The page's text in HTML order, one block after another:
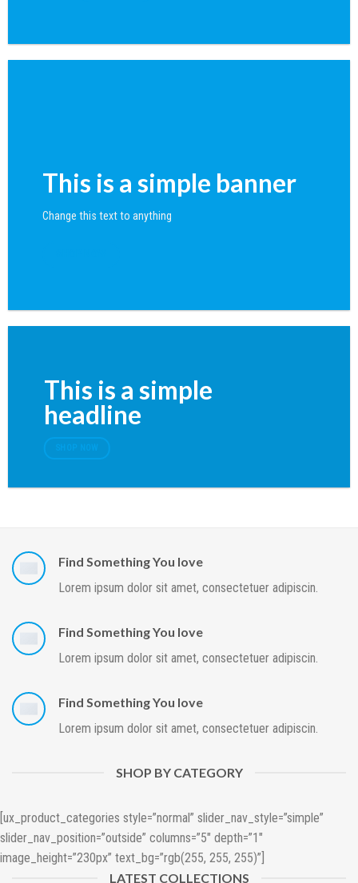
This is a simple banner
Change this text to anything
This is a simple
headline
Find Something You love
Lorem ipsum dolor sit amet, consectetuer adipiscin.
Find Something You love
Lorem ipsum dolor sit amet, consectetuer adipiscin.
Find Something You love
Lorem ipsum dolor sit amet, consectetuer adipiscin.
SHOP BY CATEGORY
[ux_product_categories style=”normal” slider_nav_style=”simple”
slider_nav_position=”outside” columns=”5″ depth=”1″
image_height=”230px” text_bg=”rgb(255, 255, 255)”]
LATEST COLLECTIONS